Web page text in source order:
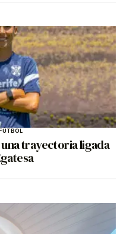
trayectoria ligada